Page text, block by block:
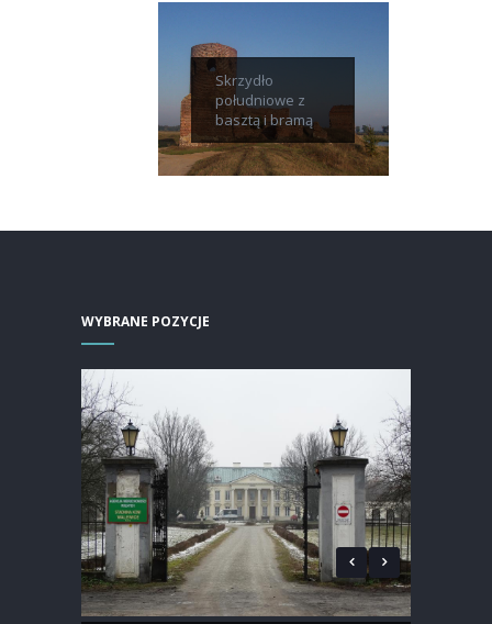
Skrzydło
południowe z
basztą i bramą
WYBRANE POZYCJE